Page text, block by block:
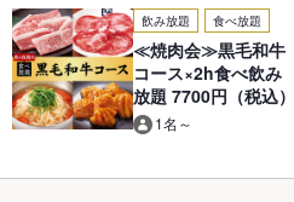
飲み放題 食べ放題
≪焼肉会≫黒毛和牛
コース×2h食べ飲み
放題 7700円（税込）
1名～